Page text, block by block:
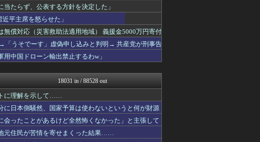
バズッター速報
わんこーる速報！
ニュー速VIPブログ(`･...
パチスロログ
坂道情報通～乃木坂46まと...
じわ速 芸能ニュースまとめ
ラブ...
マニア・オブ・フットボール...
育児板拾い読み
もみあげチャ～シュ～
まとめCUP
理想ちゃんねる
き...
アニゲー速報
浮気ちゃんねる
まう...
NEWSまとめもりー｜2c...
たらず、公表する方針を決定した」
平主席を怒らせた」
無償対応（災害救助法適用地域） 義援金5000万円寄付
「うそでーす」虚偽申し込みと判明→ 共産党が刑事告
中国ドローン輸出禁止するわw」
18031 in / 88528 out
に理解を示して……
に日本側騒然、国家予算は使わないというと何が財源
ったことがあるけど全然怖くなかった」と主張して
元住民が苦情を寄せまくった結果……